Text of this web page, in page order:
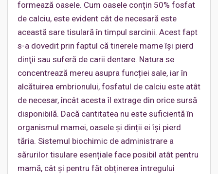
formează oasele. Cum oasele conțin 50% fosfat
de calciu, este evident cât de necesară este
această sare tisulară în timpul sarcinii. Acest fapt
s-a dovedit prin faptul că tinerele mame își pierd
dinţii sau suferă de carii dentare. Natura se
concentrează mereu asupra funcției sale, iar în
alcătuirea embrionului, fosfatul de calciu este atât
de necesar, încât acesta îl extrage din orice sursă
disponibilă. Dacă cantitatea nu este suficientă în
organismul mamei, oasele și dinții ei își pierd
tăria. Sistemul biochimic de administrare a
sărurilor tisulare esențiale face posibil atât pentru
mamă, cât şi pentru făt obținerea întregului